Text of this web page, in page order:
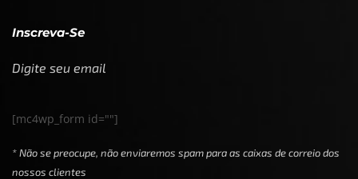
Inscreva-Se
Digite seu email
[mc4wp_form id=""]
* Não se preocupe, não enviaremos spam para as caixas de correio dos
nossos clientes